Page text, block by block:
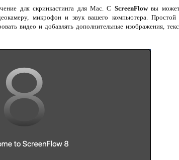
для скринкастинга для Mac. С ScreenFlowвы
микрофон и звук вашего компьютера. Простой
видео и добавлять дополнительные изображения,